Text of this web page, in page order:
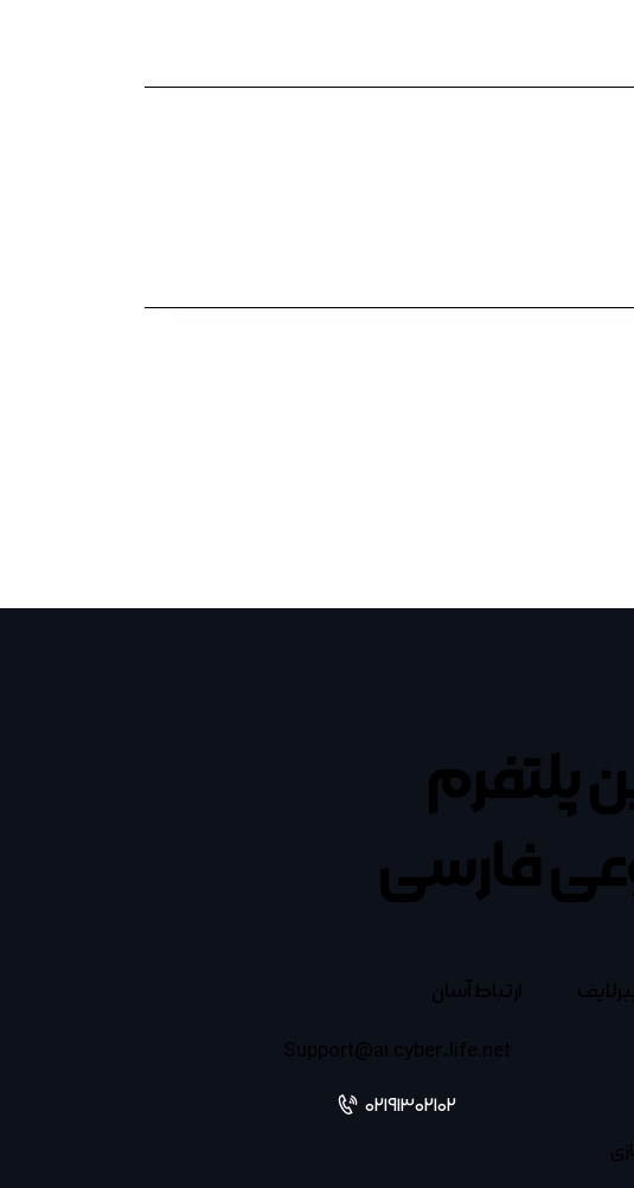
پلتفرم
فارسی
ارتباط آسان
Support@ai.cyber-life.net
02191302102